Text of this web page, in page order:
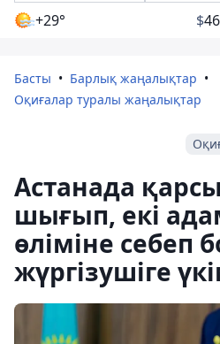
+29° $
Басты
Барлық жаңалықтар
Оқиғалар туралы жаңалықтар
Астанада
шығып, екі
өліміне себеп
жүргізушіге